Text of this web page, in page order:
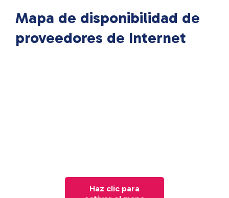
Mapa de disponibilidad de
proveedores de Internet
Haz clic para